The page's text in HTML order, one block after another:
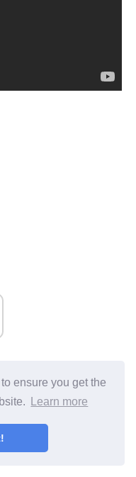
ensure you get the
Learn more